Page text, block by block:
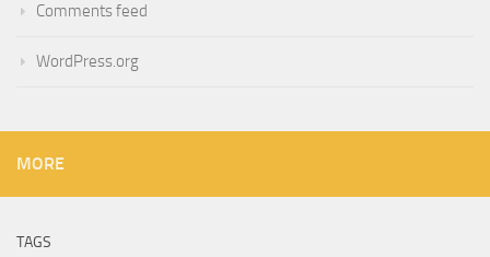
Comments feed
WordPress.org
MORE
TAGS